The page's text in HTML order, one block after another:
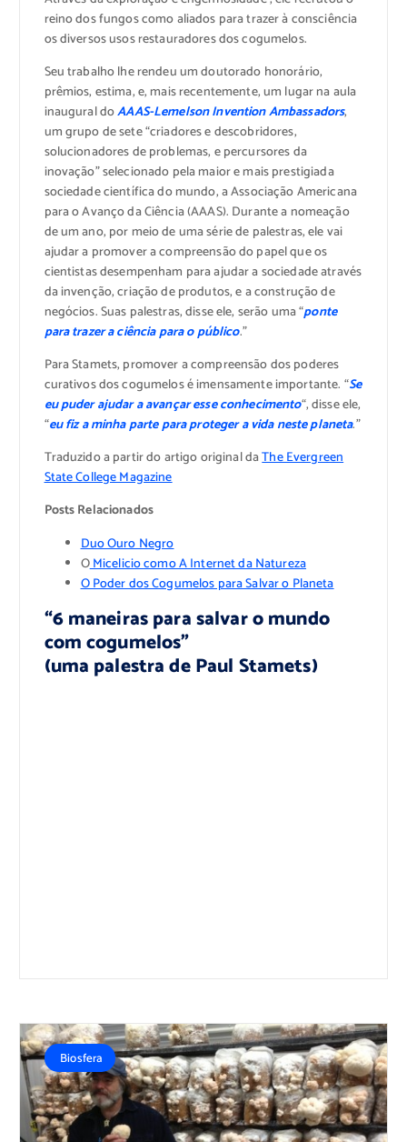
reino dos fungos como aliados para trazer à consciência
os diversos usos restauradores dos cogumelos.
Seu trabalho lhe rendeu um doutorado honorário,
prêmios, estima, e, mais recentemente, um lugar na aula
inaugural doAAAS-Lemelson Invention Ambassadors,
um grupo de sete “criadores e descobridores,
solucionadores de problemas, e percursores da
inovação” selecionado pela maior e mais prestigiada
sociedade científica do mundo, a Associação Americana
para o Avanço da Ciência (AAAS). Durante a nomeação
de um ano, por meio de uma série de palestras, ele vai
ajudar a promover a compreensão do papel que os
cientistas desempenham para ajudar a sociedade através
da invenção, criação de produtos, e a construção de
negócios. Suas palestras, disse ele, serão uma “ponte
para trazer a ciência para o público.”
Para Stamets, promover a compreensão dos poderes
curativos dos cogumelos é imensamente importante. “Se
eu puder ajudar a avançar esse conhecimento“, disse ele,
“eu fiz a minha parte para proteger a vida neste planeta.”
Traduzido a partir do artigo original daThe Evergreen
State College Magazine
Posts Relacionados
Duo Ouro Negro
OMicelicio como A Internet da Natureza
O Poder dos Cogumelos para Salvar o Planeta
“6 maneiras para salvar o mundo
com cogumelos”
(uma palestra de Paul Stamets)
Biosfera